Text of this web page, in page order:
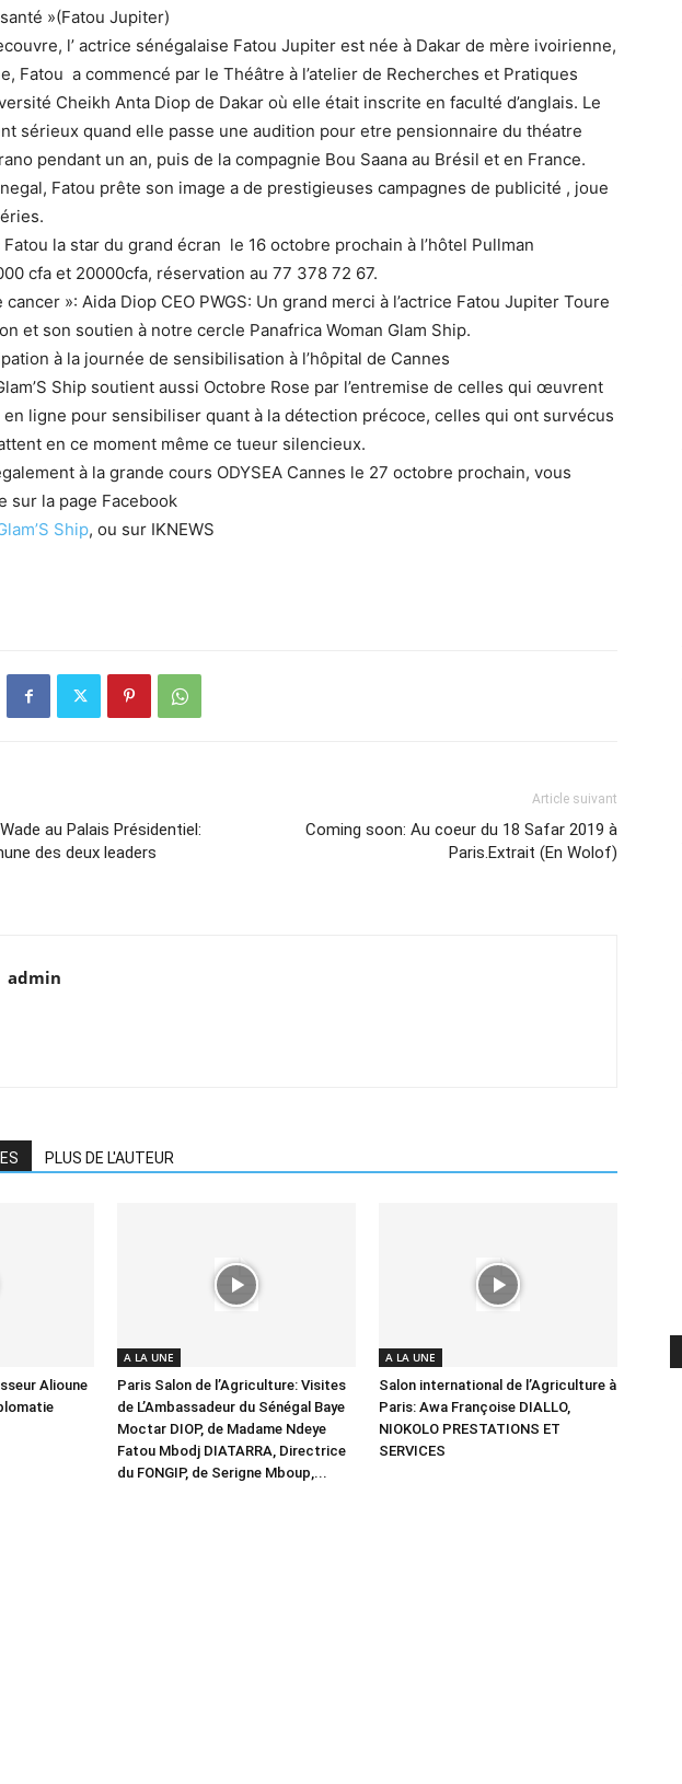
»(Fatou Jupiter)
l’ actrice sénégalaise Fatou Jupiter est née à Dakar de mère ivoirienne,
Fatou a commencé par le Théâtre à l’atelier de Recherches et Pratiques
Cheikh Anta Diop de Dakar où elle était inscrite en faculté d’anglais. Le
sérieux quand elle passe une audition pour etre pensionnaire du théatre
pendant un an, puis de la compagnie Bou Saana au Brésil et en France.
Fatou prête son image a de prestigieuses campagnes de publicité , joue
la star du grand écran le 16 octobre prochain à l’hôtel Pullman
cfa et 20000cfa, réservation au 77 378 72 67.
»: Aida Diop CEO PWGS: Un grand merci à l’actrice Fatou Jupiter Toure
et son soutien à notre cercle Panafrica Woman Glam Ship.
à la journée de sensibilisation à l’hôpital de Cannes
Ship soutient aussi Octobre Rose par l’entremise de celles qui œuvrent
ligne pour sensibiliser quant à la détection précoce, celles qui ont survécus
en ce moment même ce tueur silencieux.
à la grande cours ODYSEA Cannes le 27 octobre prochain, vous
sur la page Facebook
Ship, ou sur IKNEWS
au Palais Présidentiel:
des deux leaders
Article suivant
Coming soon: Au coeur du 18 Safar 2019 à
Paris.Extrait (En Wolof)
admin
PLUS DE L'AUTEUR
Alioune
A LA UNE
Paris Salon de l’Agriculture: Visites
de L’Ambassadeur du Sénégal Baye
Moctar DIOP, de Madame Ndeye
Fatou Mbodj DIATARRA, Directrice
du FONGIP, de Serigne Mboup,...
A LA UNE
Salon international de l’Agriculture à
Paris: Awa Françoise DIALLO,
NIOKOLO PRESTATIONS ET
SERVICES